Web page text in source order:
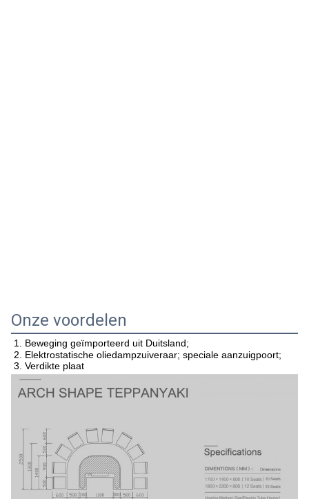
Onze voordelen
1. Beweging geïmporteerd uit Duitsland;
2. Elektrostatische oliedampzuiveraar; speciale aanzuigpoort;
3. Verdikte plaat